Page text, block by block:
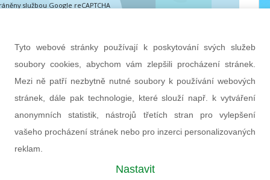
službou Google reCAPTCHA
Tyto webové stránky používají k poskytování svých služeb
soubory cookies, abychom vám zlepšili procházení stránek.
Mezi ně patří nezbytně nutné soubory k používání webových
stránek, dále pak technologie, které slouží např. k vytváření
anonymních statistik, nástrojů třetích stran pro vylepšení
vašeho procházení stránek nebo pro inzerci personalizovaných
reklam.
Nastavit